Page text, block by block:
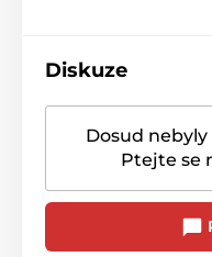
Diskuze
Dosud
Ptejte se